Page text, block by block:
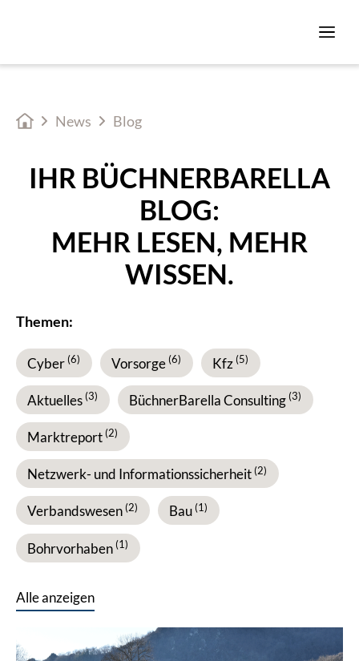
News Blog
IHR BÜCHNERBARELLA
BLOG:
MEHR LESEN, MEHR
WISSEN.
Themen:
Cyber (6) Vorsorge (6) Kfz (5)
Aktuelles (3) BüchnerBarella Consulting (3)
Marktreport (2)
Netzwerk- und Informationssicherheit (2)
Verbandswesen (2) Bau (1)
Bohrvorhaben (1)
Alle anzeigen